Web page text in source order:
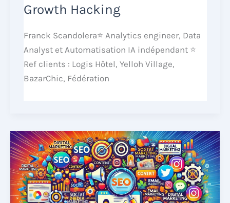
Growth Hacking
Franck Scandolera⭐ Analytics engineer, Data
Analyst et Automatisation IA indépendant ⭐
Ref clients : Logis Hôtel, Yelloh Village,
BazarChic, Fédération